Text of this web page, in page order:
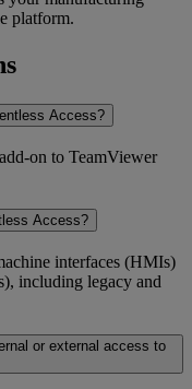
platform.
Access?
on to TeamViewer
Access?
interfaces (HMIs)
including legacy and
or external access to